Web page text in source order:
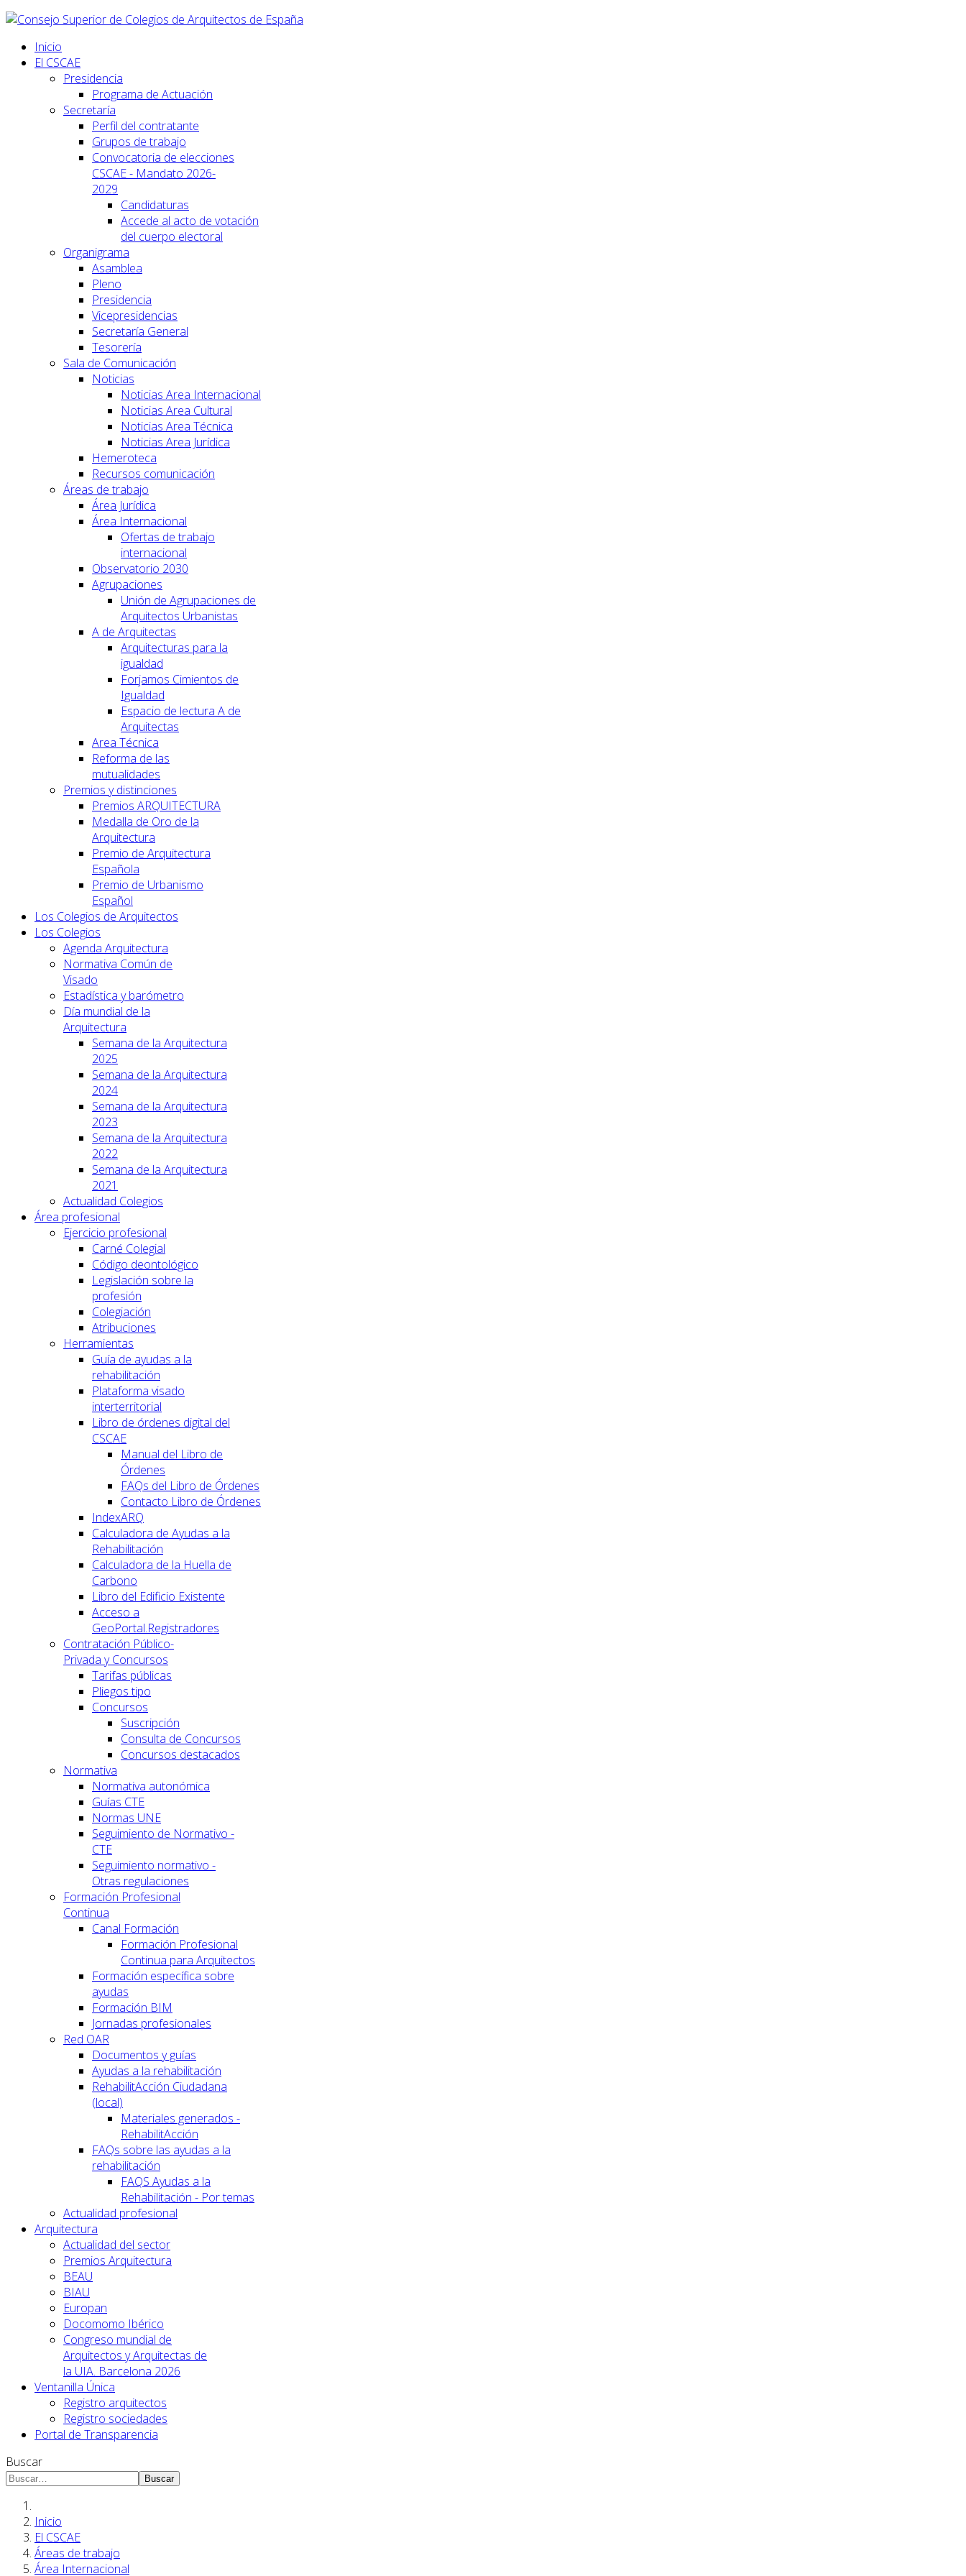
Inicio
El CSCAE
Presidencia
Programa de Actuación
Secretaría
Perfil del contratante
Grupos de trabajo
Convocatoria de elecciones
CSCAE - Mandato 2026-
2029
Candidaturas
Accede al acto de votación
del cuerpo electoral
Organigrama
Asamblea
Pleno
Presidencia
Vicepresidencias
Secretaría General
Tesorería
Sala de Comunicación
Noticias
Noticias Area Internacional
Noticias Area Cultural
Noticias Area Técnica
Noticias Area Jurídica
Hemeroteca
Recursos comunicación
Áreas de trabajo
Área Jurídica
Área Internacional
Ofertas de trabajo
internacional
Observatorio 2030
Agrupaciones
Unión de Agrupaciones de
Arquitectos Urbanistas
A de Arquitectas
Arquitecturas para la
igualdad
Forjamos Cimientos de
Igualdad
Espacio de lectura A de
Arquitectas
Area Técnica
Reforma de las
mutualidades
Premios y distinciones
Premios ARQUITECTURA
Medalla de Oro de la
Arquitectura
Premio de Arquitectura
Española
Premio de Urbanismo
Español
Los Colegios de Arquitectos
Los Colegios
Agenda Arquitectura
Normativa Común de
Visado
Estadística y barómetro
Día mundial de la
Arquitectura
Semana de la Arquitectura
2025
Semana de la Arquitectura
2024
Semana de la Arquitectura
2023
Semana de la Arquitectura
2022
Semana de la Arquitectura
2021
Actualidad Colegios
Área profesional
Ejercicio profesional
Carné Colegial
Código deontológico
Legislación sobre la
profesión
Colegiación
Atribuciones
Herramientas
Guía de ayudas a la
rehabilitación
Plataforma visado
interterritorial
Libro de órdenes digital del
CSCAE
Manual del Libro de
Órdenes
FAQs del Libro de Órdenes
Contacto Libro de Órdenes
IndexARQ
Calculadora de Ayudas a la
Rehabilitación
Calculadora de la Huella de
Carbono
Libro del Edificio Existente
Acceso a
GeoPortal.Registradores
Contratación Público-
Privada y Concursos
Tarifas públicas
Pliegos tipo
Concursos
Suscripción
Consulta de Concursos
Concursos destacados
Normativa
Normativa autonómica
Guías CTE
Normas UNE
Seguimiento de Normativo -
CTE
Seguimiento normativo -
Otras regulaciones
Formación Profesional
Continua
Canal Formación
Formación Profesional
Continua para Arquitectos
Formación específica sobre
ayudas
Formación BIM
Jornadas profesionales
Red OAR
Documentos y guías
Ayudas a la rehabilitación
RehabilitAcción Ciudadana
(local)
Materiales generados -
RehabilitAcción
FAQs sobre las ayudas a la
rehabilitación
FAQS Ayudas a la
Rehabilitación - Por temas
Actualidad profesional
Arquitectura
Actualidad del sector
Premios Arquitectura
BEAU
BIAU
Europan
Docomomo Ibérico
Congreso mundial de
Arquitectos y Arquitectas de
la UIA. Barcelona 2026
Ventanilla Única
Registro arquitectos
Registro sociedades
Portal de Transparencia
Buscar
Buscar
Inicio
El CSCAE
Áreas de trabajo
Área Internacional